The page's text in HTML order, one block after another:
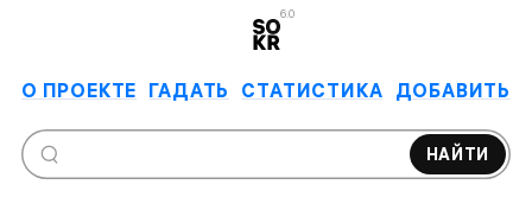
6.0
О ПРОЕКТЕ ГАДАТЬ СТАТИСТИКА ДОБАВИТЬ
НАЙТИ